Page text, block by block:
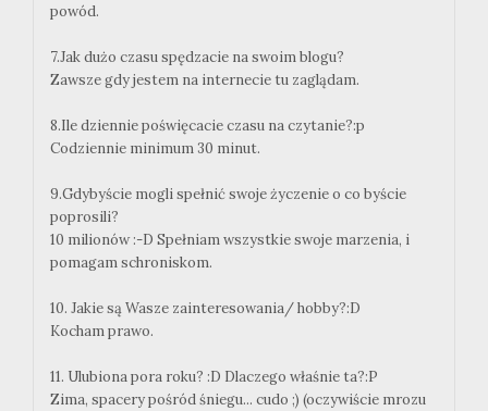
powód.
7.Jak dużo czasu spędzacie na swoim blogu?
Zawsze gdy jestem na internecie tu zaglądam.
8.Ile dziennie poświęcacie czasu na czytanie?:p
Codziennie minimum 30 minut.
9.Gdybyście mogli spełnić swoje życzenie o co byście
poprosili?
10 milionów :-D Spełniam wszystkie swoje marzenia, i
pomagam schroniskom.
10. Jakie są Wasze zainteresowania/ hobby?:D
Kocham prawo.
11. Ulubiona pora roku? :D Dlaczego właśnie ta?:P
Zima, spacery pośród śniegu... cudo ;) (oczywiście mrozu